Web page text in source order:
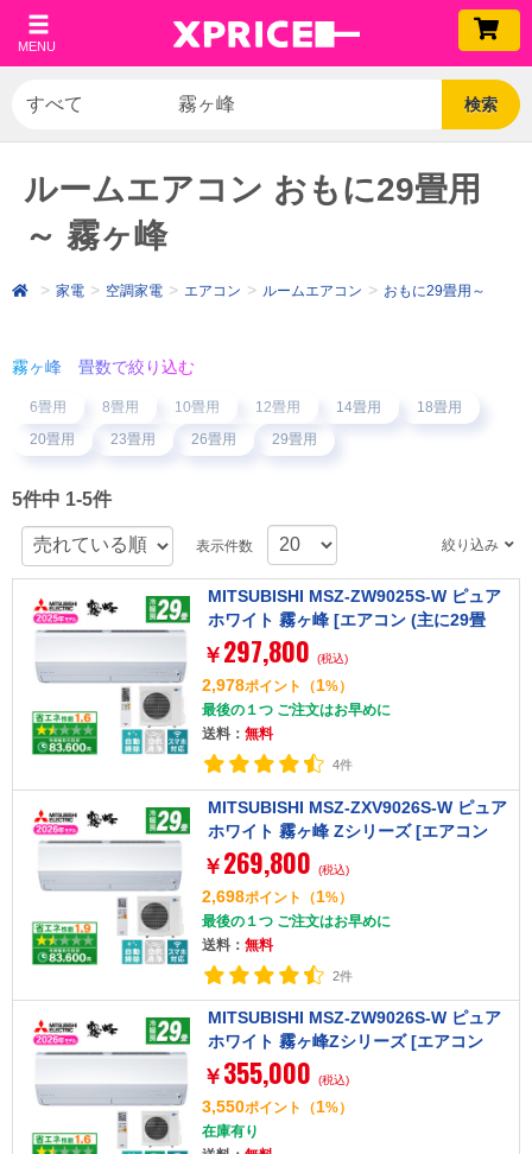
MENU
検索
ルームエアコン おもに29畳用
～ 霧ヶ峰
家電 空調家電 エアコン ルームエアコン おもに29畳用～
霧ヶ峰 畳数で絞り込む
6畳用 8畳用 10畳用 12畳用 14畳用
18畳用
20畳用
23畳用 26畳用 29畳用
5件中 1-5件
表示件数 絞り込み
MITSUBISHI MSZ-ZW9025S-W ピュア
ホワイト 霧ヶ峰 [エアコン (主に29畳
用・単相200V)]【まとめ買い対象A】
￥ 297,800 (税込)
2,978ポイント （1%）
最後の１つ ご注文はお早めに
送料： 無料
4件
MITSUBISHI MSZ-ZXV9026S-W ピュア
ホワイト 霧ヶ峰 Zシリーズ [エアコン
(主に29畳用・単相200V)]
￥ 269,800 (税込)
2,698ポイント （1%）
最後の１つ ご注文はお早めに
送料： 無料
2件
MITSUBISHI MSZ-ZW9026S-W ピュア
ホワイト 霧ヶ峰Zシリーズ [エアコン
(主に29畳用・単相200V)]【まとめ買い
対象A】
￥ 355,000 (税込)
3,550ポイント （1%）
在庫有り